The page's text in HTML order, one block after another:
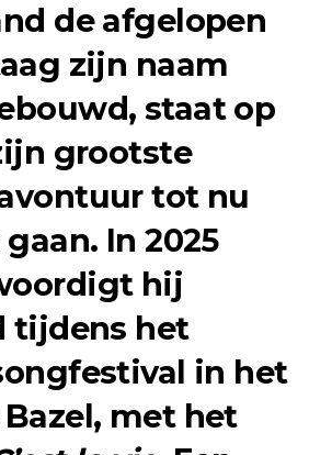
de afgelopen
zijn naam
staat op
grootste
tot nu
In 2025
hij
tijdens het
in het
Bazel, met het